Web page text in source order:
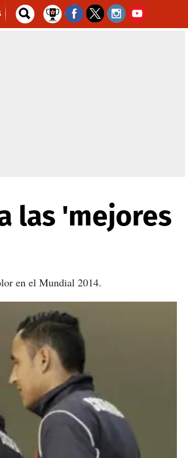
las 'mejores
en el Mundial 2014.